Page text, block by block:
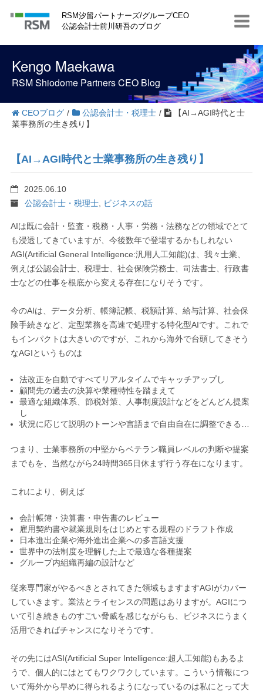
t
RSM汐留パートナーズ/グループCEO
公認会計士前川研吾のブログ
Kengo Maekawa
RSM Shiodome Partners CEO Blog
CEOブログ / 公認会計士・税理士 /
【AI→AGI時代と士
業事務所の生き残り】
【AI→AGI時代と士業事務所の生き残り】
2025.06.10
公認会計士・税理士, ビジネスの話
AIは既に会計・監査・税務・人事・労務・法務などの領域でとて
も浸透してきていますが、今後数年で登場するかもしれない
AGI(Artificial General Intelligence:汎用人工知能)は、我々士業、
例えば公認会計士、税理士、社会保険労務士、司法書士、行政書
士などの仕事を根底から変える存在になりそうです。
今のAIは、データ分析、帳簿記帳、税額計算、給与計算、社会保
険手続きなど、定型業務を高速で処理する特化型AIです。これで
もインパクトは大きいのですが、これから海外で台頭してきそう
なAGIというものは
法改正を自動ですべてリアルタイムでキャッチアップし
顧問先の過去の決算や業種特性を踏まえて
最適な組織体系、節税対策、人事制度設計などをどんどん提案
し
状況に応じて説明のトーンや言語まで自由自在に調整できる…
つまり、士業事務所の中堅からベテラン職員レベルの判断や提案
までもを、当然ながら24時間365日休まず行う存在になります。
これにより、例えば
会計帳簿・決算書・申告書のレビュー
雇用契約書や就業規則をはじめとする規程のドラフト作成
日本進出企業や海外進出企業への多言語支援
世界中の法制度を理解した上で最適な各種提案
グループ内組織再編の設計など
従来専門家がやるべきとされてきた領域もますますAGIがカバー
していきます。業法とライセンスの問題はありますが。AGIにつ
いて引き続きものすごい脅威を感じながらも、ビジネスにうまく
活用できればチャンスになりそうです。
その先にはASI(Artificial Super Intelligence:超人工知能)もあるよ
うで、個人的にはとてもワクワクしています。こういう情報につ
いて海外から早めに得られるようになっているのは私にとって大